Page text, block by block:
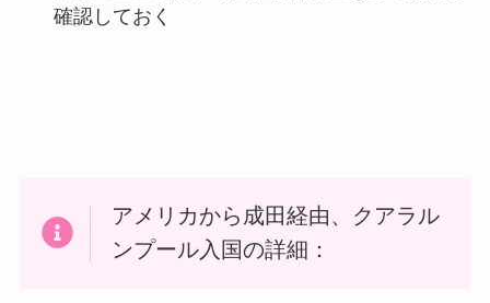
確認しておく
アメリカから成田経由、クアラル
ンプール入国の詳細：